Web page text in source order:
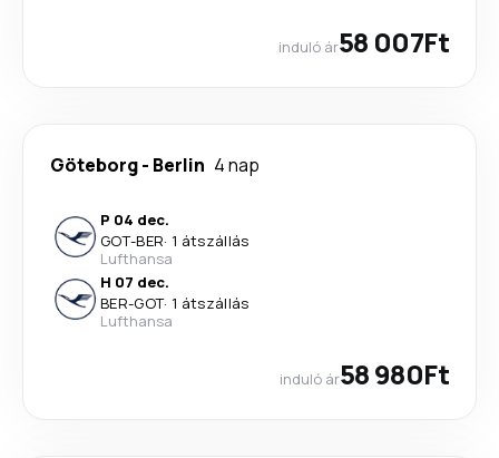
induló ár58 007Ft
Göteborg- Berlin 4 nap
P 04 dec.
GOT-BER· 1 átszállás
Lufthansa
H 07 dec.
BER-GOT· 1 átszállás
Lufthansa
induló ár58 980Ft